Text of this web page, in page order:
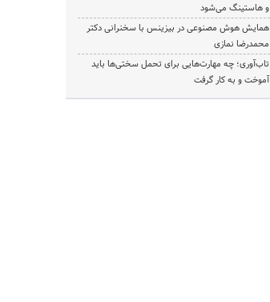
و هاستینگ می‌شود
همایش هوش مصنوعی در بیزینس با سخنرانی دکتر
محمدرضا نمازی
تاب‌آوری؛ چه مهارت‌هایی برای تحمل سختی‌ها باید
آموخت و به کار گرفت